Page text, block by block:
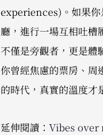
experiences)。如果你
廳，進行一場互相吐
不僅是旁觀者，更是體
你曾經焦慮的票房、周
的時代，真實的溫度才
延伸閱讀： Vibes